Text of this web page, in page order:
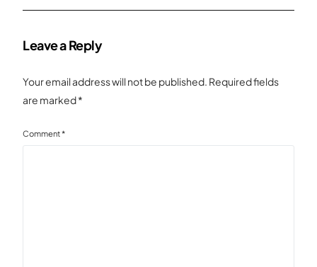
de marzo
Leave a Reply
Your email address will not be published. Required fields
are marked*
Comment*